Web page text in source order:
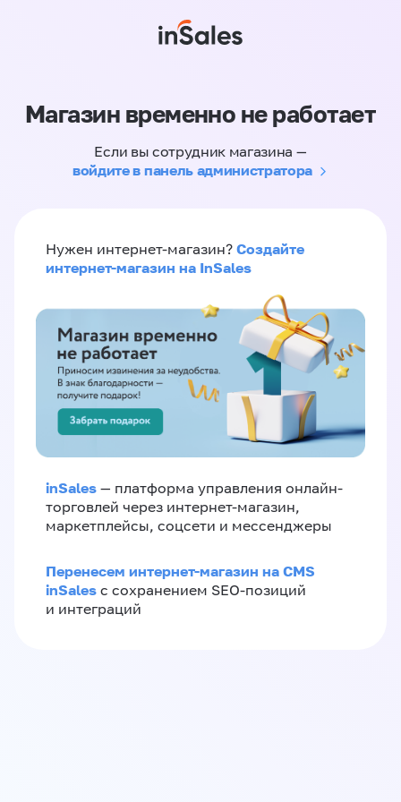
Магазин временно не работает
Если вы сотрудник магазина —
войдите в панель администратора
Нужен интернет-магазин? Создайте
интернет-магазин на InSales
inSales — платформа управления онлайн-
торговлей через интернет-магазин,
маркетплейсы, соцсети и мессенджеры
Перенесем интернет-магазин на CMS
inSales с сохранением SEO-позиций
и интеграций